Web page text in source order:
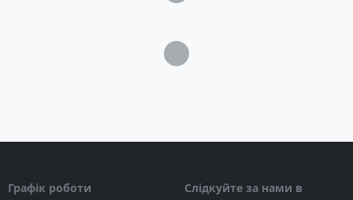
Загрузка...
Графік роботи
Слідкуйте за нами в